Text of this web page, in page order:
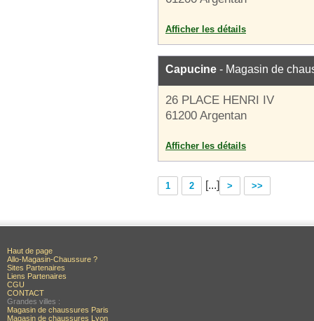
Afficher les détails
Capucine - Magasin de
26 PLACE HENRI IV
61200 Argentan
Afficher les détails
1 2 [...] > >>
Haut de page
Allo-Magasin-Chaussure ?
Sites Partenaires
Liens Partenaires
CGU
CONTACT
Grandes villes :
Magasin de chaussures Paris
Magasin de chaussures Lyon